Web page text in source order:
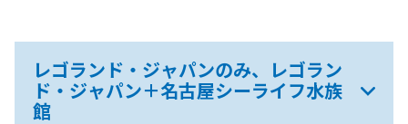
レゴランド・ジャパンのみ、レゴラン
ド・ジャパン＋名古屋シーライフ水族
館